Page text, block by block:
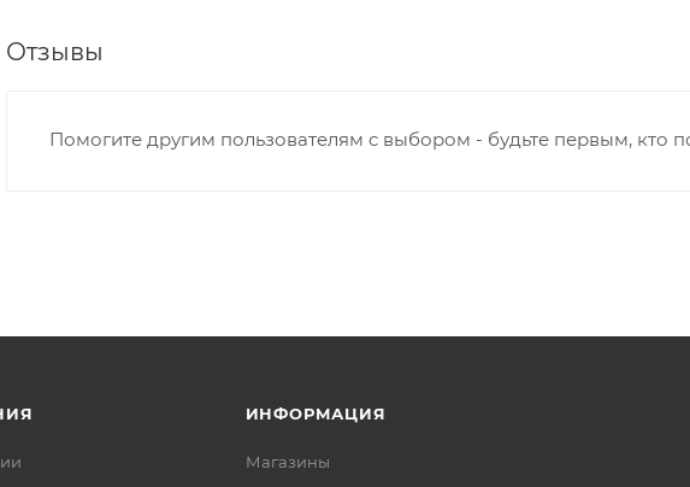
Отзывы
Помогите другим пользователям с выбором - будьте первым, кто
ИНФОРМАЦИЯ
Магазины